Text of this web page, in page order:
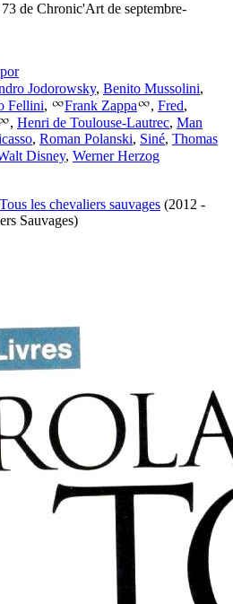
de Chronic'Art de septembre-
Jodorowsky, Benito Mussolini,
Fellini, Frank Zappa , Fred,
, Henri de Toulouse-Lautrec, Man
, Roman Polanski, Siné, Thomas
Disney, Werner Herzog
Tous les chevaliers sauvages (2012 -
Sauvages)